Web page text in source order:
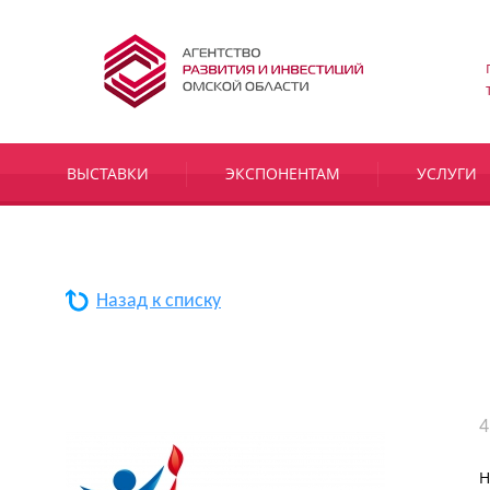
ВЫСТАВКИ ЭКСПОНЕНТАМ УСЛУГИ
Назад к списку